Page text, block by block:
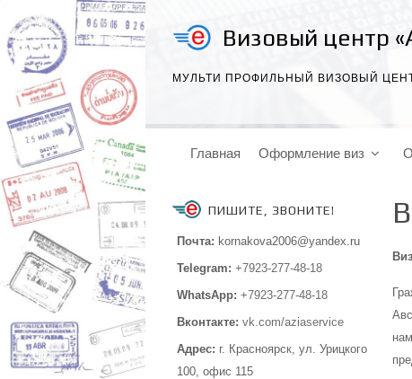
Визовый центр
МУЛЬТИ ПРОФИЛЬНЫЙ ВИЗОВЫЙ
Главная Оформление виз
ПИШИТЕ, ЗВОНИТЕ!
Почта: kornakova2006@yandex.ru
Telegram: +7923-277-48-18
WhatsApp: +7923-277-48-18
Вконтакте: vk.com/aziaservice
Адрес: г. Красноярск, ул. Урицкого
100, офис 115